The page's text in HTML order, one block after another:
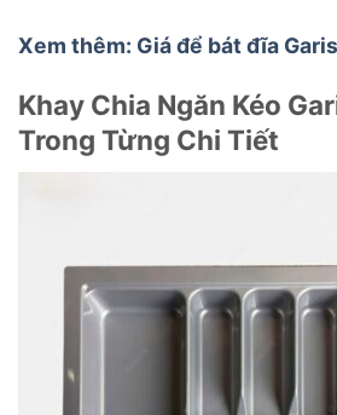
Xem thêm: Giá để bát đĩa Garis
Khay Chia Ngăn Kéo
Trong Từng Chi Tiết